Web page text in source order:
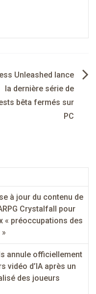
Unleashed lance
la dernière série de
bêta fermés sur
PC
à jour du contenu de
Crystalfall pour
« préoccupations des
annule officiellement
vidéo d’IA après un
des joueurs